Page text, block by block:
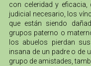
con celeridad y
judicial necesario, los
que están siendo
grupos paterno o
los abuelos pierdan
insana de un padre o de
grupo de amistades,